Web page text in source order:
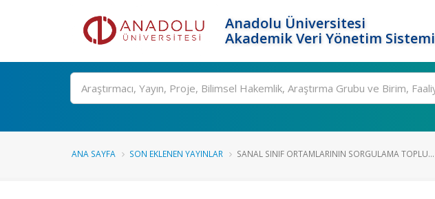
Anadolu Üniversitesi
Akademik Veri Yönetim Sistemi
Ara
ANA SAYFA SON EKLENEN YAYINLAR SANAL SINIF ORTAMLARININ SORGULAMA TOPLU...